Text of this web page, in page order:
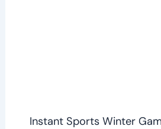
Instant Sports Winter